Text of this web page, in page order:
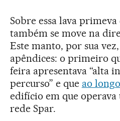
Sobre essa lava
também se move na
Este manto, por sua
apêndices: o primeiro
feira apresentava “alta
percurso” e que ao
edifício em que
rede Spar.